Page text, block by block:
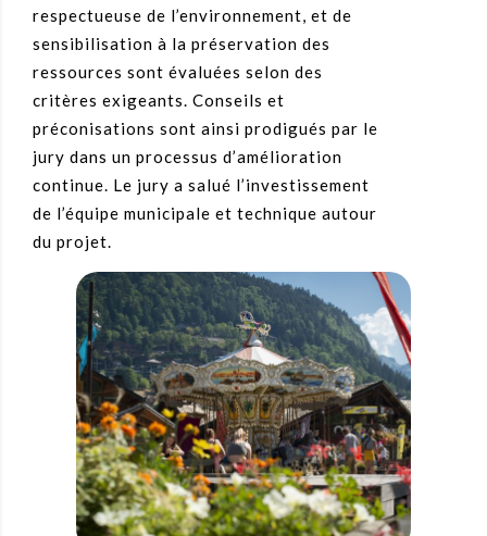
respectueuse de l’environnement, et de
sensibilisation à la préservation des
ressources sont évaluées selon des
critères exigeants. Conseils et
préconisations sont ainsi prodigués par le
jury dans un processus d’amélioration
continue. Le jury a salué l’investissement
de l’équipe municipale et technique autour
du projet.